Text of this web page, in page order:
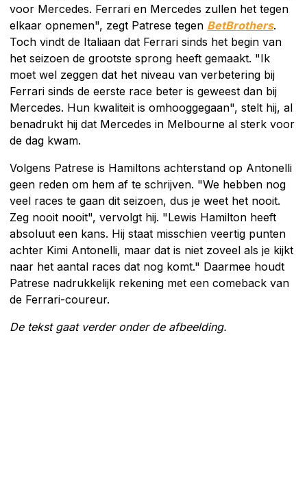
voor Mercedes. Ferrari en Mercedes zullen het tegen
elkaar opnemen", zegt Patrese tegen BetBrothers.
Toch vindt de Italiaan dat Ferrari sinds het begin van
het seizoen de grootste sprong heeft gemaakt. "Ik
moet wel zeggen dat het niveau van verbetering bij
Ferrari sinds de eerste race beter is geweest dan bij
Mercedes. Hun kwaliteit is omhooggegaan", stelt hij, al
benadrukt hij dat Mercedes in Melbourne al sterk voor
de dag kwam.
Volgens Patrese is Hamiltons achterstand op Antonelli
geen reden om hem af te schrijven. "We hebben nog
veel races te gaan dit seizoen, dus je weet het nooit.
Zeg nooit nooit", vervolgt hij. "Lewis Hamilton heeft
absoluut een kans. Hij staat misschien veertig punten
achter Kimi Antonelli, maar dat is niet zoveel als je kijkt
naar het aantal races dat nog komt." Daarmee houdt
Patrese nadrukkelijk rekening met een comeback van
de Ferrari-coureur.
De tekst gaat verder onder de afbeelding.